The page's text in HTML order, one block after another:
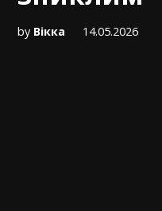
by Вікка 14.05.2026